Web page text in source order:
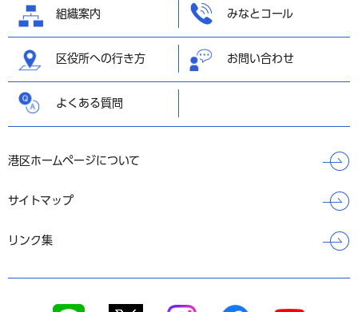
組織案内 みなとコール
区役所への行き方 お問い合わせ
よくある質問
港区ホームページについて
サイトマップ
リンク集